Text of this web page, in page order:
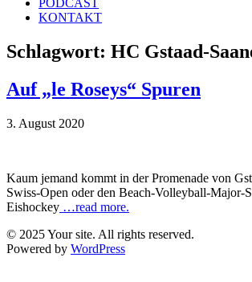
KONTAKT
Schlagwort: HC Gstaad-
Auf „le Roseys“ Spuren
3. August 2020
Kaum jemand kommt in der Promenade von
Swiss-Open oder den Beach-Volleyball-Major-
Eishockey …read more.
© 2025 Your site. All rights reserved.
Powered by WordPress